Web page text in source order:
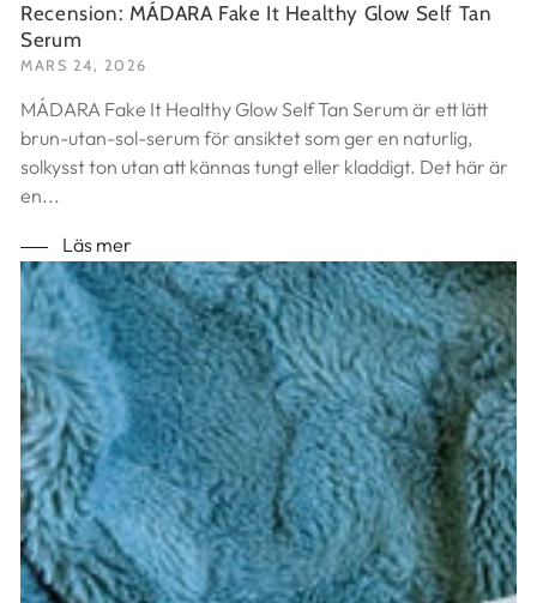
Recension: MÁDARA Fake It Healthy Glow Self Tan
Serum
MARS 24, 2026
MÁDARA Fake It Healthy Glow Self Tan Serum är ett lätt
brun-utan-sol-serum för ansiktet som ger en naturlig,
solkysst ton utan att kännas tungt eller kladdigt. Det här är
en...
Läs mer